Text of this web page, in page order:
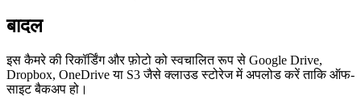
बादल
इस कैमरे की रिकॉर्डिंग और फ़ोटो को स्वचालित रूप से Google Drive,
Dropbox, OneDrive या S3 जैसे क्लाउड स्टोरेज में अपलोड करें ताकि ऑफ-
साइट बैकअप हो।